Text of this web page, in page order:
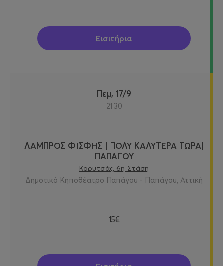
Εισιτήρια
Πεμ, 17/9
21:30
ΛΑΜΠΡΟΣ ΦΙΣΦΗΣ | ΠΟΛΥ ΚΑΛΥΤΕΡΑ ΤΩΡΑ|
ΠΑΠΑΓΟΥ
Κορυτσάς, 6η Στάση
Δημοτικό Κηποθέατρο Παπάγου - Παπάγου, Αττική
15€